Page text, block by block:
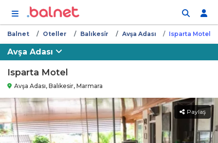
Balnet Oteller Balıkesi̇r Avşa Adası Isparta Motel
Avşa Adası
Isparta Motel
Avşa Adası, Balıkesir, Marmara
Paylaş